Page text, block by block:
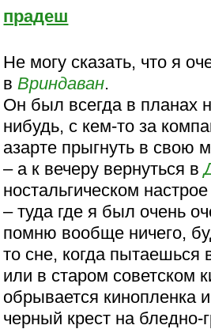
прадеш
Не могу сказать, что я
в Вриндаван.
Он был всегда в планах
нибудь, с кем-то за
азарте прыгнуть в свою
– а к вечеру вернуться в
ностальгическом
– туда где я был очень
помню вообще ничего,
то сне, когда пытаешься
или в старом советском
обрывается кинопленка
черный крест на бледно-